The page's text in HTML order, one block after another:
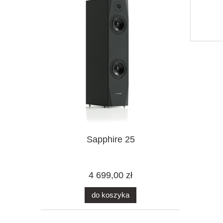
Sapphire 25
4 699,00 zł
do koszyka